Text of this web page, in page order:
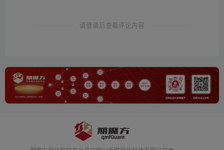
请登录后查看评论内容